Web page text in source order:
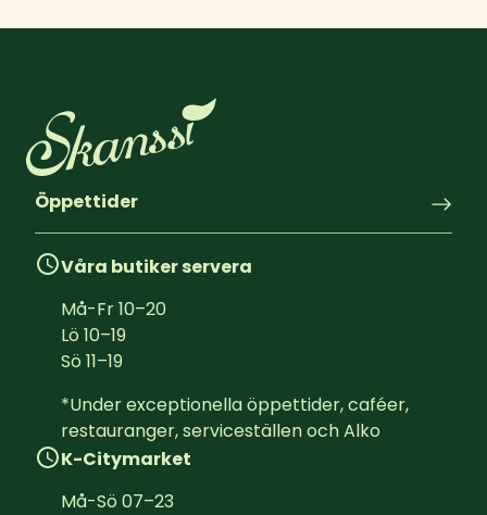
Öppettider
Våra butiker servera
Må-Fr10–20
Lö 10–19
Sö 11–19
*Under exceptionella öppettider, caféer,
restauranger, serviceställen och Alko
K-Citymarket
Må-Sö 07–23